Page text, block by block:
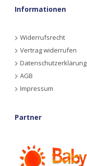
Informationen
Widerrufsrecht
Vertrag widerrufen
Datenschutzerklärung
AGB
Impressum
Partner